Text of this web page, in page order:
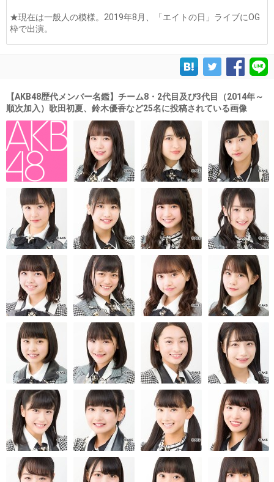
★現在は一般人の模様。2019年8月、「エイトの日」ライブにOG
枠で出演。
【AKB48歴代メンバー名鑑】チーム8・2代目及び3代目（2014年～
順次加入）歌田初夏、鈴木優香など25名に投稿されている画像